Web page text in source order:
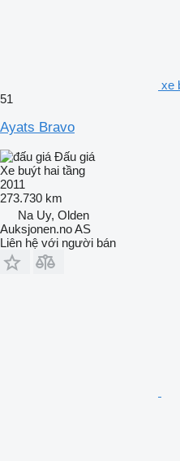
xe
51
Ayats Bravo
Đấu giá
Xe buýt hai tầng
2011
273.730 km
Na Uy, Olden
Auksjonen.no AS
Liên hệ với người bán